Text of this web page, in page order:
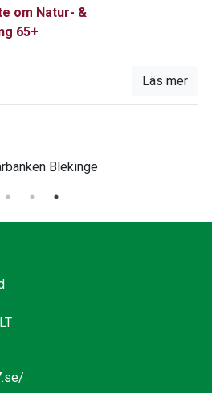
om Natur- &
65+
Läs mer